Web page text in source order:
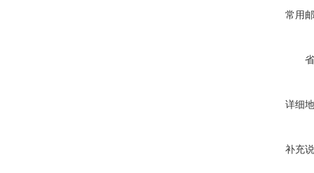
常用
详细
补充